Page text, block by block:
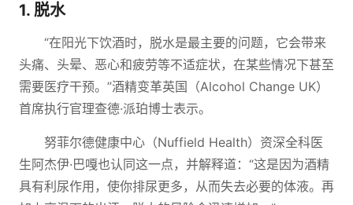
1. 脱水
“在阳光下饮酒时，脱水是最主要的问题，它会带来
头痛、头晕、恶心和疲劳等不适症状，在某些情况下甚至
需要医疗干预。”酒精变革英国（Alcohol Change UK）
首席执行官理查德·派珀博士表示。
努菲尔德健康中心（Nuffield Health）资深全科医
生阿杰伊·巴嘎也认同这一点，并解释道：“这是因为酒精
具有利尿作用，使你排尿更多，从而失去必要的体液。再